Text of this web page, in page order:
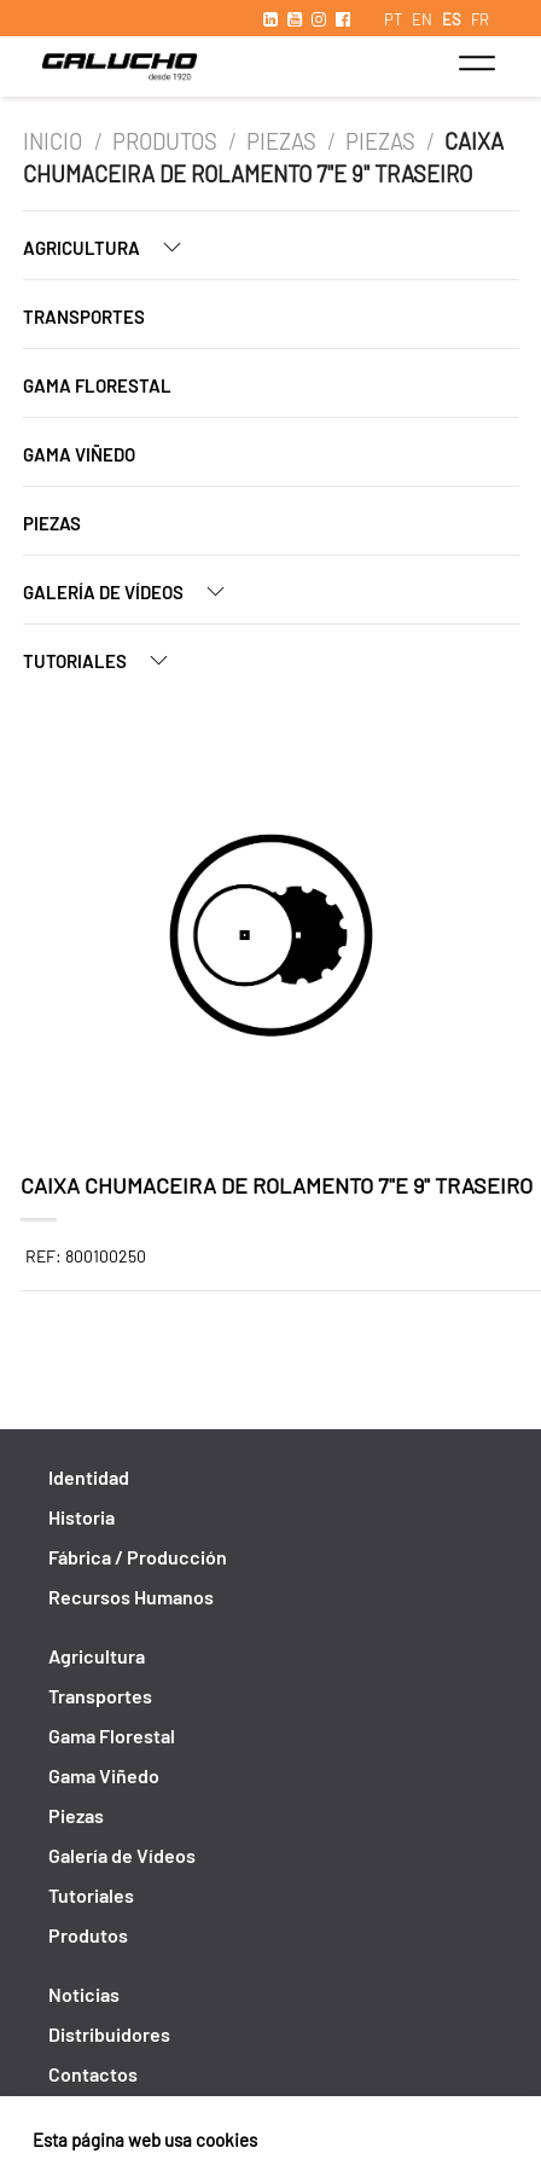
PT EN ES FR
Esta página web usa cookies
INICIO / PRODUTOS / PIEZAS / PIEZAS / CAIXA
CHUMACEIRA DE ROLAMENTO 7"E 9" TRASEIRO
AGRICULTURA
TRANSPORTES
GAMA FLORESTAL
GAMA VIÑEDO
PIEZAS
GALERÍA DE VÍDEOS
TUTORIALES
CAIXA CHUMACEIRA DE ROLAMENTO 7"E 9" TRASEIRO
REF: 800100250
Identidad
Historia
Fábrica / Producción
Recursos Humanos
Agricultura
Transportes
Gama Florestal
Gama Viñedo
Piezas
Galería de Vídeos
Tutoriales
Produtos
Noticias
Distribuidores
Contactos
Shipping returns